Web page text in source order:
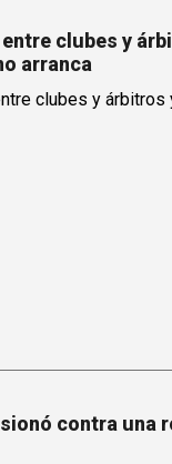
clubes y
arranca
contra una